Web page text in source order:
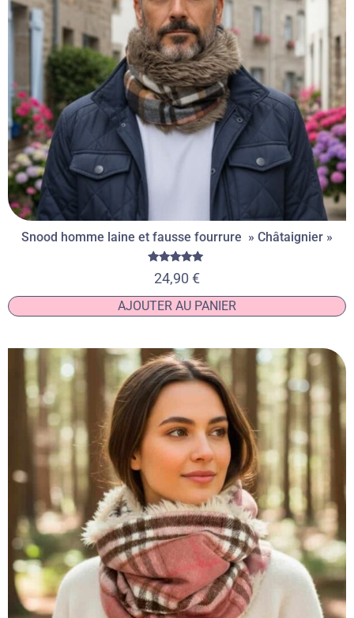
Snood homme laine et fausse fourrure » Châtaignier »
Note
5.00
24,90 €
AJOUTER AU PANIER